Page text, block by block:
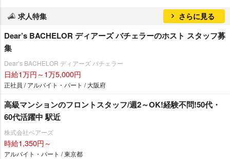
求人特集 さらに見る
Dear’s BACHELOR ディアーズ バチェラーのホスト スタッフ募
集
Dear’s BACHELOR ディアーズ バチェラー
日給1万円～1万5,000円
正社員 / アルバイト・パート / 大阪府
高級マンションのフロントスタッフ/週2～OK!経験不問!50代・
60代活躍中 駅近
株式会社ベアーズ
時給1,350円～
アルバイト・パート / 東京都